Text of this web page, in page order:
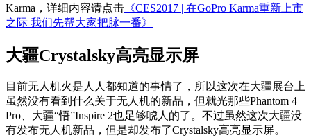
Karma，详细内容请点击 《CES2017 | 在GoPro Karma重新上市
之际 我们先帮大家把脉一番》
大疆Crystalsky高亮显示屏
目前无人机火是人人都知道的事情了，所以这次在大疆展台上
虽然没有看到什么关于无人机的新品，但就光那些Phantom 4
Pro、大疆“悟”Inspire 2也足够唬人的了。不过虽然这次大疆没
有发布无人机新品，但是却发布了Crystalsky高亮显示屏。